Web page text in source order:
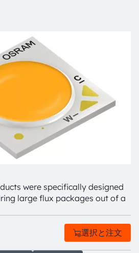
were specifically designed
large flux packages out of a
選択と注文